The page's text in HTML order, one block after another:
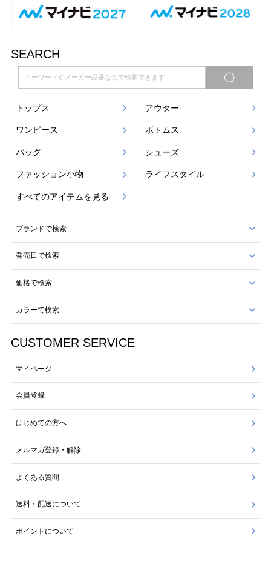
SEARCH
トップス アウター
ワンピース ボトムス
バッグ シューズ
ファッション小物 ライフスタイル
すべてのアイテムを見る
ブランドで検索
発売日で検索
価格で検索
カラーで検索
CUSTOMER SERVICE
マイページ
会員登録
はじめての方へ
メルマガ登録・解除
よくある質問
送料・配送について
ポイントについて